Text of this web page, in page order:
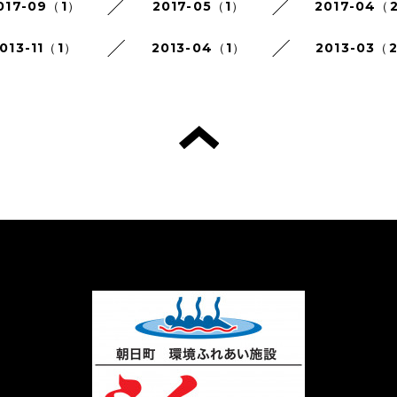
09（1） 2017-05（1） 2017-04（2
11（1） 2013-04（1） 2013-03（2